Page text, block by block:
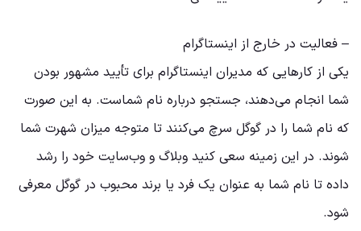
– فعالیت در خارج از اینستاگرام
یکی از کارهایی که مدیران اینستاگرام برای تأیید مشهور بودن
شما انجام می‌دهند، جستجو درباره نام شماست. به این صورت
که نام شما را در گوگل سرچ می‌کنند تا متوجه میزان شهرت شما
شوند. در این زمینه سعی کنید وبلاگ و وب‌سایت خود را رشد
داده تا نام شما به عنوان یک فرد یا برند محبوب در گوگل معرفی
شود.